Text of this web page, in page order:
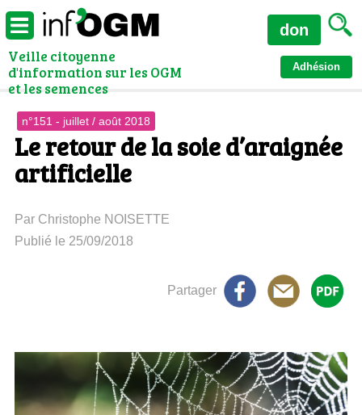
Veille citoyenne
d'information sur les OGM
et les semences
Adhésion
don
n°151 - juillet / août 2018
Le retour de la soie d’araignée
artificielle
Par Christophe NOISETTE
Publié le 25/09/2018
Partager